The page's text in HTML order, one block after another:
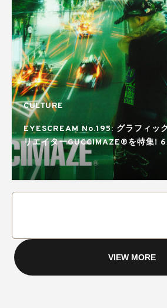
CULTURE
EYESCREAM No.195: グラフィッ
リエイターGUCCIMAZE®を特集!
VIEW MORE